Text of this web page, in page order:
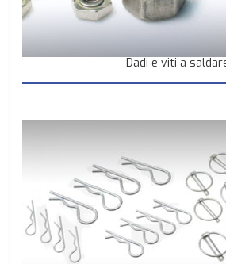
Dadi e viti a